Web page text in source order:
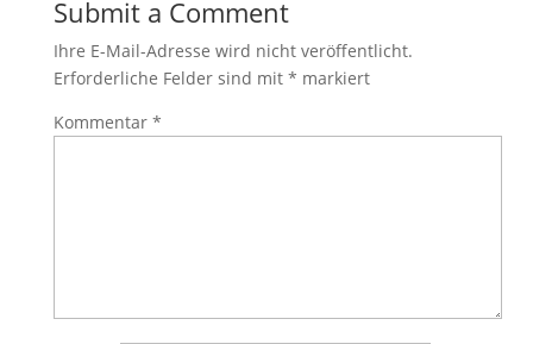
Submit a Comment
Ihre E-Mail-Adresse wird nicht veröffentlicht.
Erforderliche Felder sind mit * markiert
Kommentar *